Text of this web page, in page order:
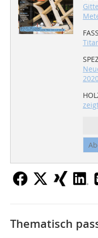
Thematisch